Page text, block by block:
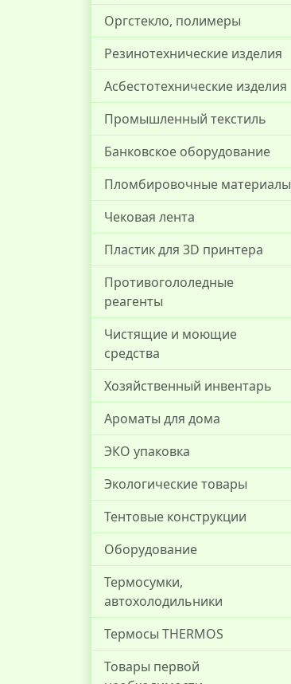
Оргстекло, полимеры
Резинотехнические изделия
Асбестотехнические изделия
Промышленный текстиль
Банковское оборудование
Пломбировочные материалы
Чековая лента
Пластик для 3D принтера
Противогололедные
реагенты
Чистящие и моющие
средства
Хозяйственный инвентарь
Ароматы для дома
ЭКО упаковка
Экологические товары
Тентовые конструкции
Оборудование
Термосумки,
автохолодильники
Термосы THERMOS
Товары первой